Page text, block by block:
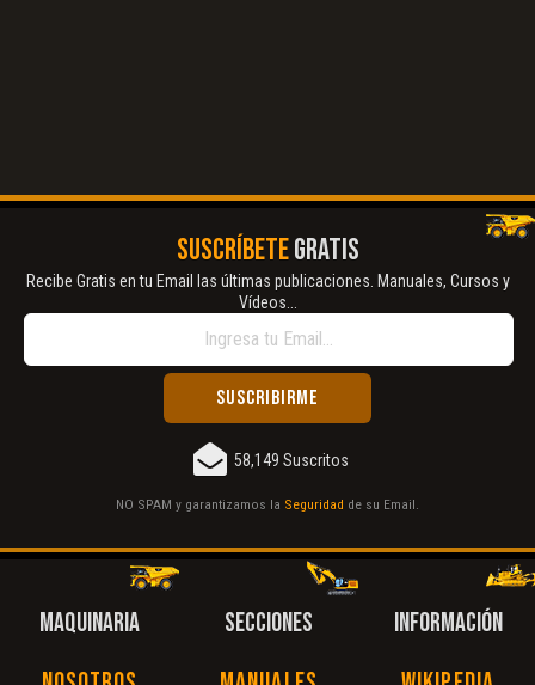
SUSCRÍBETEGRATIS
Recibe Gratis en tu Email las últimas publicaciones. Manuales, Cursos y
Vídeos...
58,149 Suscritos
NO SPAM y garantizamos la Seguridad de su Email.
MAQUINARIA
SECCIONES
INFORMACIÓN